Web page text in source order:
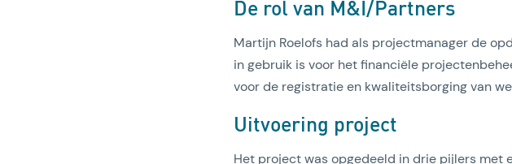
De rol van M&I/Partners
Martijn Roelofs had als projectmanager de
in gebruik is voor het financiële
voor de registratie en kwaliteitsborging van
Uitvoering project
Het project was opgedeeld in drie pijlers met